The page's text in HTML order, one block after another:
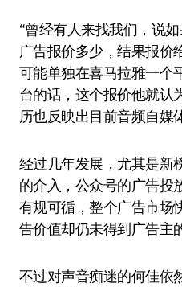
“曾经有人来找我们，说
广告报价多少，结果报价
可能单独在喜马拉雅一个
台的话，这个报价他就认
历也反映出目前音频自媒
经过几年发展，尤其是新
的介入，公众号的广告投
有规可循，整个广告市场
告价值却仍未得到广告主
不过对声音痴迷的何佳依